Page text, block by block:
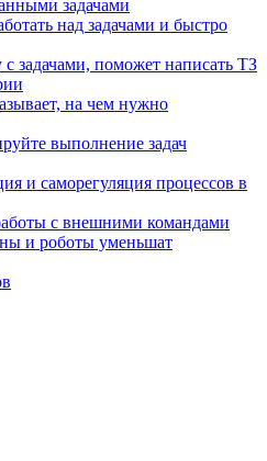
задачами
над задачами и быстро
с задачами, поможет написать ТЗ
на чем нужно
выполнение задач
и саморегуляция процессов в
с внешними командами
и роботы уменьшат